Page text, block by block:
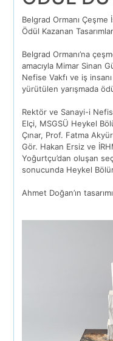
Belgrad Ormanı Çeşme
Ödül Kazanan
Belgrad Ormanı’na
amacıyla Mimar Sinan
Nefise Vakfı ve iş
yürütülen yarışmada
Rektör ve Sanayi-i
Elçi, MSGSÜ Heykel
Çınar, Prof. Fatma
Gör. Hakan Ersiz ve
Yoğurtçu’dan oluşan
sonucunda Heykel
Ahmet Doğan’ın